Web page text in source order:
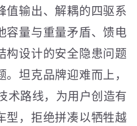
值输出、解耦的四驱系
容量与重量矛盾、馈电
构设计的安全隐患问题
坦克品牌迎难而上，
术路线，为用户创造有
型，拒绝拼凑以牺牲越